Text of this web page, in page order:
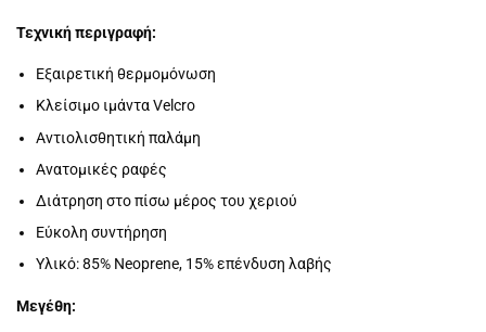
Τεχνική περιγραφή:
Εξαιρετική θερμομόνωση
Κλείσιμο ιμάντα Velcro
Αντιολισθητική παλάμη
Ανατομικές ραφές
Διάτρηση στο πίσω μέρος του χεριού
Εύκολη συντήρηση
Υλικό: 85% Neoprene, 15% επένδυση λαβής
Μεγέθη: